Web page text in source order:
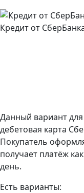
Кредит от
Данный вариант для
дебетовая карта
Покупатель
получает платёж
день.
Есть варианты: